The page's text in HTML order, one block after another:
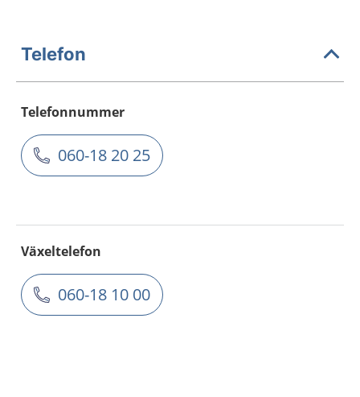
Telefon
Telefonnummer
060-18 20 25
Växeltelefon
060-18 10 00